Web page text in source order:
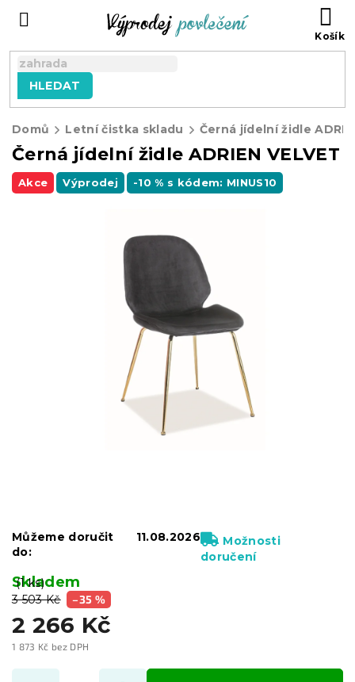
HLEDAT
Domů Letní čistka skladu
Černá jídelní židle ADRIEN VELVET
Akce Výprodej -10 % s kódem: MINUS10
3 503 Kč –35 %
2 266 Kč
1 873 Kč bez DPH
cena:
Skladem
(1 ks)
Můžeme doručit
do:
11.08.2026
Možnosti
doručení